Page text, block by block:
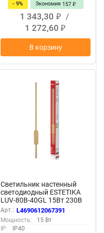
- 9% Экономия 157 ₽
1 343,30 ₽
/
1 272,60 ₽
В корзину
Светильник настенный
светодиодный ESTETIKA
LUV-80B-40GL 15Вт 230В
4000K 1050Лм 800х50x25
золото IN HOME
Арт.: L4690612067391
Мощность:
15 Вт
IP:
IP40